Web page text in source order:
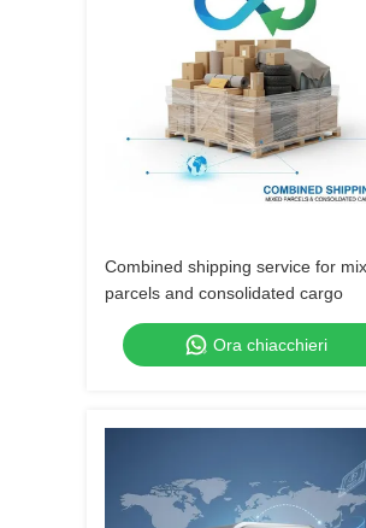
Combined shipping service for
parcels and consolidated cargo
Ora chiacchieri